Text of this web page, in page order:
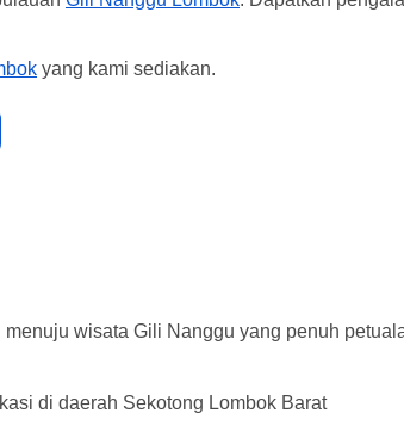
yang kami sediakan.
wisata Gili Nanggu yang penuh
di daerah Sekotong Lombok Barat